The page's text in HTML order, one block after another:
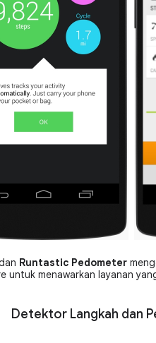
Runtastic Pedometer
untuk menawarkan layanan
Detektor Langkah dan